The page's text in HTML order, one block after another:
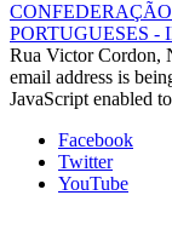
PORTUGUESES
Rua Victor Cordon,
email address is
JavaScript enabled
Facebook
Twitter
YouTube